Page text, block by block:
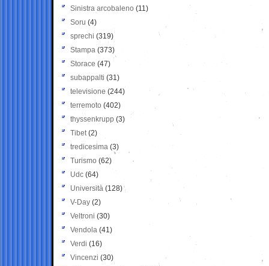
Sinistra arcobaleno (11)
Soru (4)
sprechi (319)
Stampa (373)
Storace (47)
subappalti (31)
televisione(244)
terremoto (402)
thyssenkrupp (3)
Tibet(2)
tredicesima (3)
Turismo (62)
Udc (64)
Università (128)
V-Day (2)
Veltroni (30)
Vendola (41)
Verdi (16)
Vincenzi (30)